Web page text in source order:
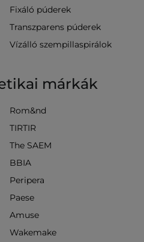
Fixáló púderek
Transzparens púderek
Vízálló szempillaspirálok
márkák
Rom&nd
TIRTIR
The SAEM
BBIA
Peripera
Paese
Amuse
Wakemake